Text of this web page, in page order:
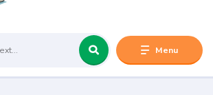
Menu